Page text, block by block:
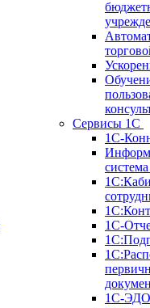
Сервисы 1С
1С-
1С-
1С-ЭДО